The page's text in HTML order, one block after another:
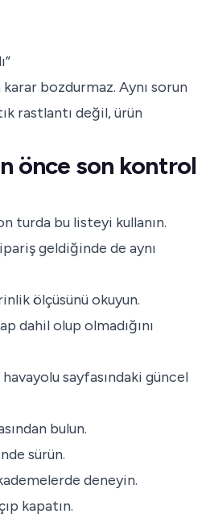
bozdurmaz. Aynı sorun
rastlantı değil, ürün
önce son kontrol
turda bu listeyi kullanın.
geldiğinde de aynı
ölçüsünü okuyun.
dahil olup olmadığını
sayfasındaki güncel
bulun.
sürün.
deneyin.
kapatın.